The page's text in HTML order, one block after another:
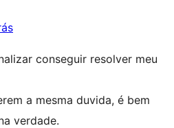
conseguir resolver meu
a mesma duvida, é bem
verdade.